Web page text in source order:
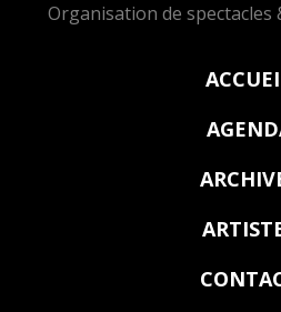
Organisation de